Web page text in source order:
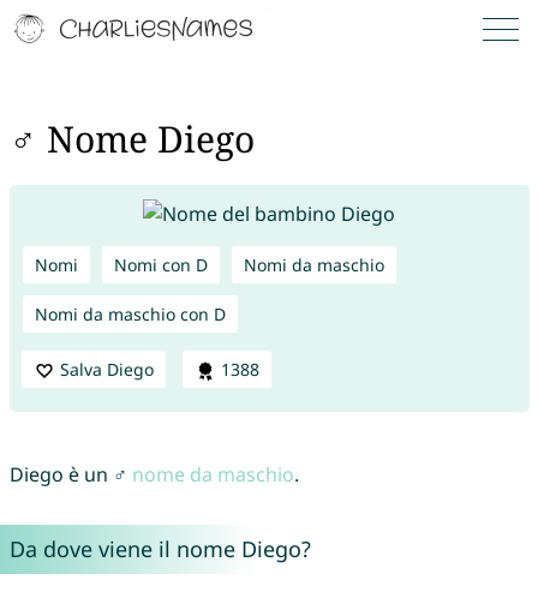
♂ Nome Diego
Nomi Nomi con D Nomi da maschio
Nomi da maschio con D
Salva Diego 1388
Diego è un ♂ nome da maschio.
Da dove viene il nome Diego?